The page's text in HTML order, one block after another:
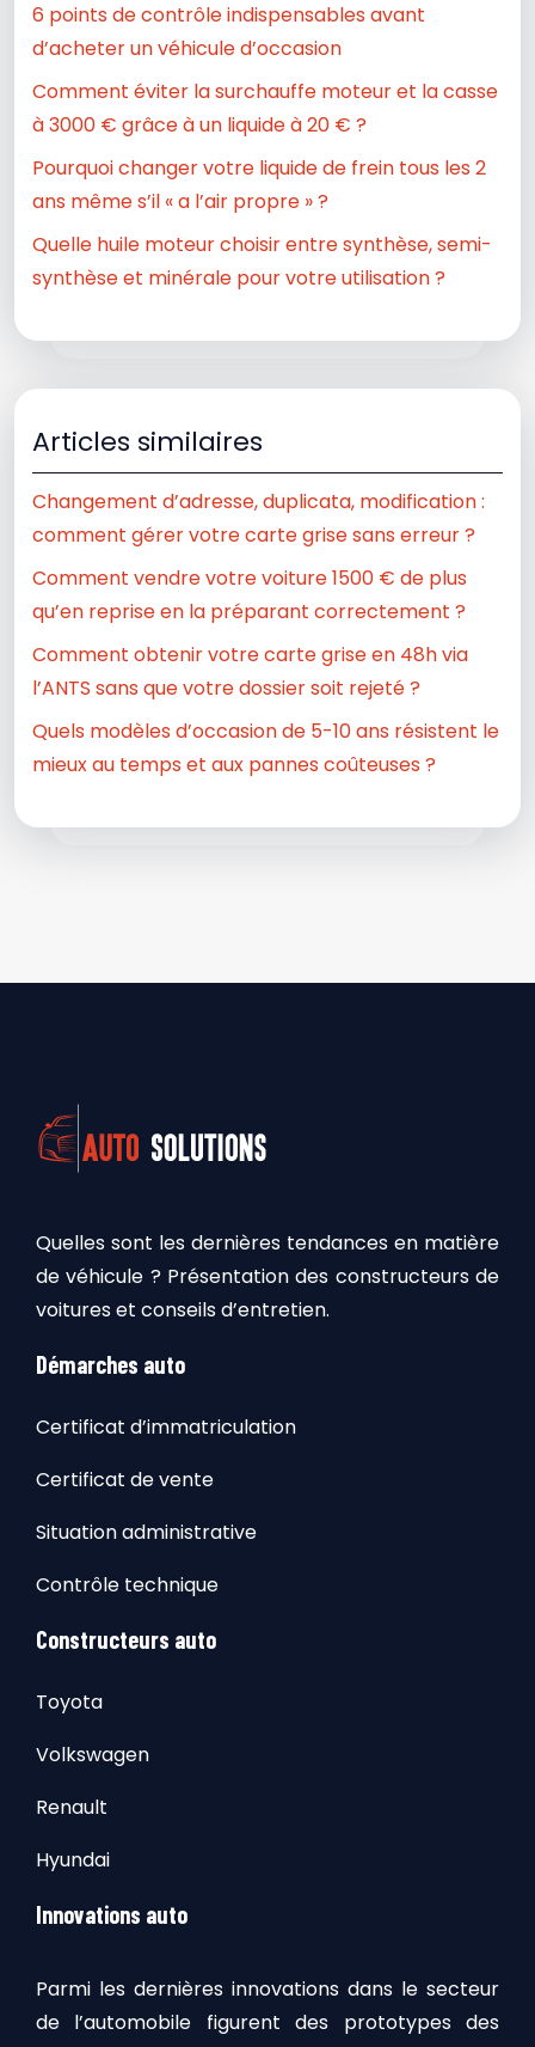
6 points de contrôle indispensables avant
d’acheter un véhicule d’occasion
Comment éviter la surchauffe moteur et la casse
à 3000 € grâce à un liquide à 20 € ?
Pourquoi changer votre liquide de frein tous les 2
ans même s’il « a l’air propre » ?
Quelle huile moteur choisir entre synthèse, semi-
synthèse et minérale pour votre utilisation ?
Articles similaires
Changement d’adresse, duplicata, modification :
comment gérer votre carte grise sans erreur ?
Comment vendre votre voiture 1500 € de plus
qu’en reprise en la préparant correctement ?
Comment obtenir votre carte grise en 48h via
l’ANTS sans que votre dossier soit rejeté ?
Quels modèles d’occasion de 5-10 ans résistent le
mieux au temps et aux pannes coûteuses ?
Quelles sont les dernières tendances en matière
de véhicule ? Présentation des constructeurs de
voitures et conseils d’entretien.
Démarches auto
Certificat d’immatriculation
Certificat de vente
Situation administrative
Contrôle technique
Constructeurs auto
Toyota
Volkswagen
Renault
Hyundai
Innovations auto
Parmi les dernières innovations dans le secteur
de l’automobile figurent des prototypes des